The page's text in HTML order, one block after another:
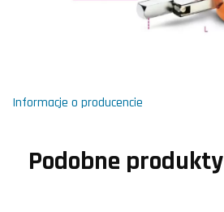
Informacje o producencie
Podobne produkty